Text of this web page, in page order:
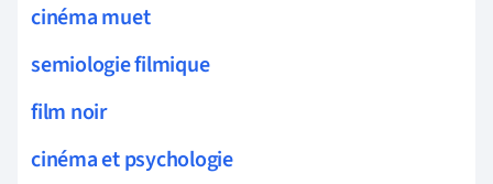
cinéma muet
semiologie filmique
film noir
cinéma et psychologie